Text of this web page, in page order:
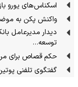
اسکناس‌های یورو
واکنش پکن به
دیدار مدیرعامل
توسعه…
حکم قصاص برای
گفتگوی تلفنی پوتین